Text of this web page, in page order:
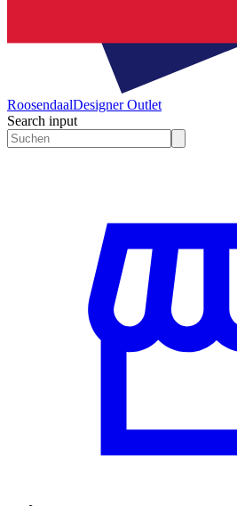
RoosendaalDesigner Outlet
Search input